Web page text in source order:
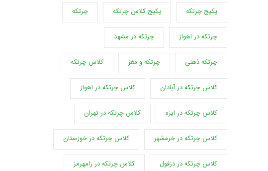
پکیج چرتکه پکیج کلاس چرتکه چرتکه
چرتکه در اهواز چرتکه در مشهد
چرتکه ذهنی چرتکه و مغز کلاس چرتکه
کلاس چرتکه در آبادان کلاس چرتکه در اهواز
کلاس چرتکه در ایزه کلاس چرتکه در تهران
کلاس چرتکه در خرمشهر کلاس چرتکه در خوزستان
کلاس چرتکه در دزفول کلاس چرتکه در رامهرمز